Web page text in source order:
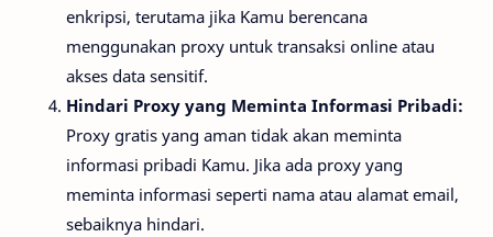
enkripsi, terutama jika Kamu berencana
menggunakan proxy untuk transaksi online atau
akses data sensitif.
Hindari Proxy yang Meminta Informasi Pribadi:
Proxy gratis yang aman tidak akan meminta
informasi pribadi Kamu. Jika ada proxy yang
meminta informasi seperti nama atau alamat email,
sebaiknya hindari.